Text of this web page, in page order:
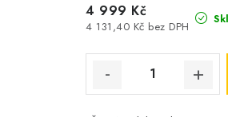
4 131,40 Kč bez DPH
4 999 Kč